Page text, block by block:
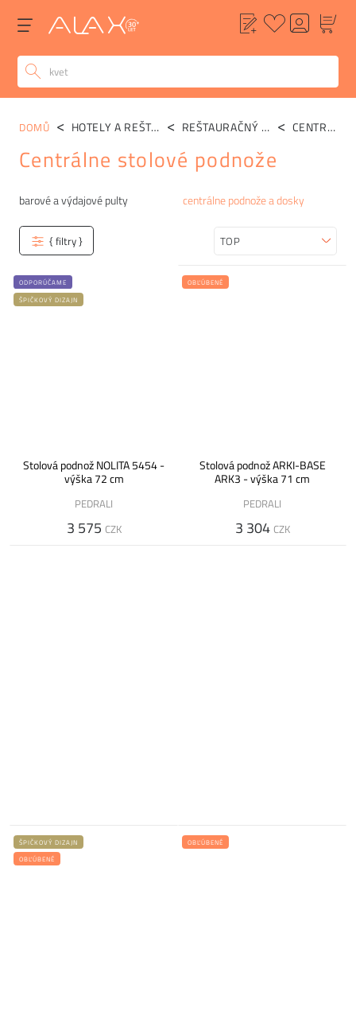
Kategórie
barové a výdajové pulty centrálne podnože a dosky
DOMŮ HOTELY A REŠTAURÁCIE REŠTAURAČNÝ NÁBYTOK CENTRÁLNE PODNOŽE A DOSKY
Centrálne stolové podnože
{ filtry } Zoradiť
ODPORÚČAME
ŠPIČKOVÝ DIZAJN
Stolová podnož NOLITA 5454 -
výška 72 cm
PEDRALI
3 575 CZK
OBĽÚBENÉ
Stolová podnož ARKI-BASE
ARK3 - výška 71 cm
PEDRALI
3 304 CZK
ŠPIČKOVÝ DIZAJN
OBĽÚBENÉ
OBĽÚBENÉ